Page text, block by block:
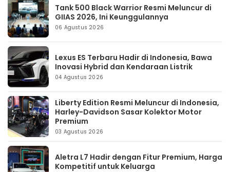
Tank 500 Black Warrior Resmi Meluncur di
GIIAS 2026, Ini Keunggulannya
06 Agustus 2026
Lexus ES Terbaru Hadir di Indonesia, Bawa
Inovasi Hybrid dan Kendaraan Listrik
04 Agustus 2026
Liberty Edition Resmi Meluncur di Indonesia,
Harley-Davidson Sasar Kolektor Motor
Premium
03 Agustus 2026
Aletra L7 Hadir dengan Fitur Premium, Harga
Kompetitif untuk Keluarga